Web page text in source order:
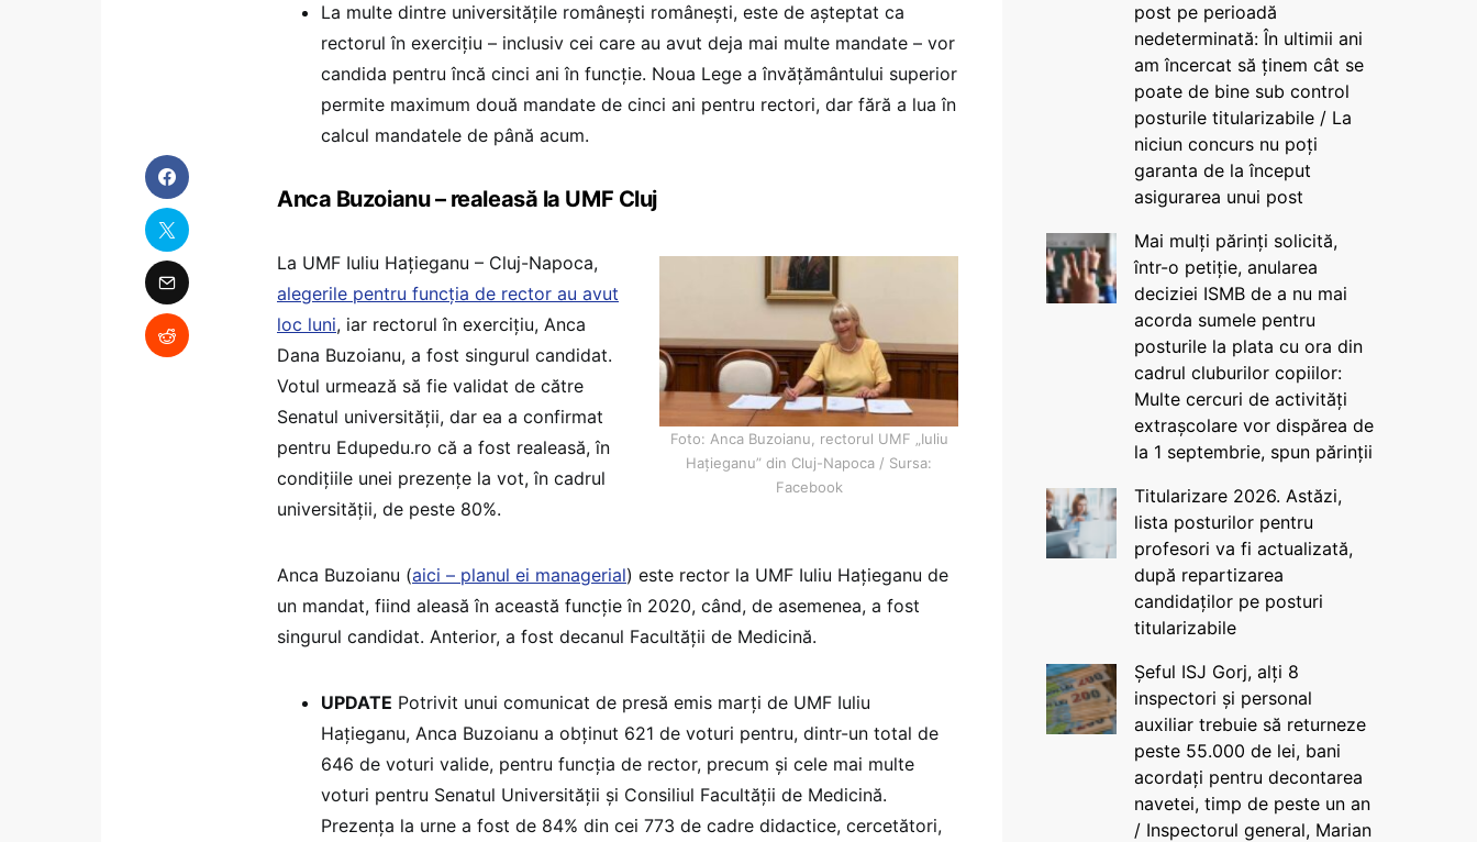
La multe dintre universitățile românești românești, este de așteptat ca
rectorul în exercițiu – inclusiv cei care au avut deja mai multe mandate – vor
candida pentru încă cinci ani în funcție. Noua Lege a învățământului superior
permite maximum două mandate de cinci ani pentru rectori, dar fără a lua în
calcul mandatele de până acum.
Anca Buzoianu – realeasă la UMF Cluj
Foto: Anca Buzoianu, rectorul UMF „Iuliu
Haţieganu” din Cluj-Napoca / Sursa:
Facebook
La UMF Iuliu Hațieganu – Cluj-Napoca,
alegerile pentru funcția de rector au avut
loc luni, iar rectorul în exercițiu, Anca
Dana Buzoianu, a fost singurul candidat.
Votul urmează să fie validat de către
Senatul universității, dar ea a confirmat
pentru Edupedu.ro că a fost realeasă, în
condițiile unei prezențe la vot, în cadrul
universității, de peste 80%.
Anca Buzoianu (aici – planul ei managerial) este rector la UMF Iuliu Hațieganu de
un mandat, fiind aleasă în această funcție în 2020, când, de asemenea, a fost
singurul candidat. Anterior, a fost decanul Facultății de Medicină.
UPDATE Potrivit unui comunicat de presă emis marți de UMF Iuliu
Hațieganu, Anca Buzoianu a obținut 621 de voturi pentru, dintr-un total de
646 de voturi valide, pentru funcția de rector, precum și cele mai multe
voturi pentru Senatul Universității și Consiliul Facultății de Medicină.
Prezența la urne a fost de 84% din cei 773 de cadre didactice, cercetători,
post pe perioadă
nedeterminată: În ultimii ani
am încercat să ținem cât se
poate de bine sub control
posturile titularizabile / La
niciun concurs nu poți
garanta de la început
asigurarea unui post
Mai mulți părinți solicită,
într-o petiție, anularea
deciziei ISMB de a nu mai
acorda sumele pentru
posturile la plata cu ora din
cadrul cluburilor copiilor:
Multe cercuri de activități
extrașcolare vor dispărea de
la 1 septembrie, spun părinții
Titularizare 2026. Astăzi,
lista posturilor pentru
profesori va fi actualizată,
după repartizarea
candidaților pe posturi
titularizabile
Șeful ISJ Gorj, alți 8
inspectori și personal
auxiliar trebuie să returneze
peste 55.000 de lei, bani
acordați pentru decontarea
navetei, timp de peste un an
/ Inspectorul general, Marian